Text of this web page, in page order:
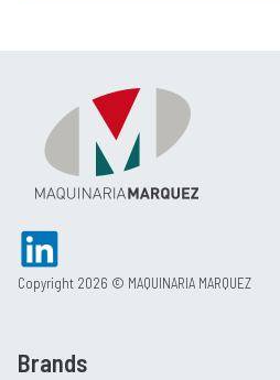
Copyright 2026 © MAQUINARIA MARQUEZ
Brands